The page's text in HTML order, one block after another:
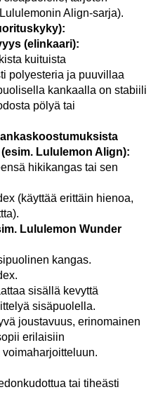
Align-sarja).
(elinkaari):
kuituista
polyesteria ja puuvillaa
kankaalla on stabiili
pölyä tai
(esim. Lululemon Align):
hikikangas tai sen
(käyttää erittäin hienoa,
Lululemon Wunder
kangas.
sisällä kevyttä
sisäpuolella.
joustavuus, erinomainen
erilaisiin
tai tiheästi